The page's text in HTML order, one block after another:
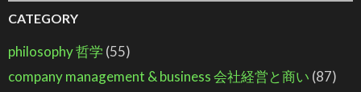
CATEGORY
philosophy 哲学 (55)
company management & business 会社経営と商い (87)